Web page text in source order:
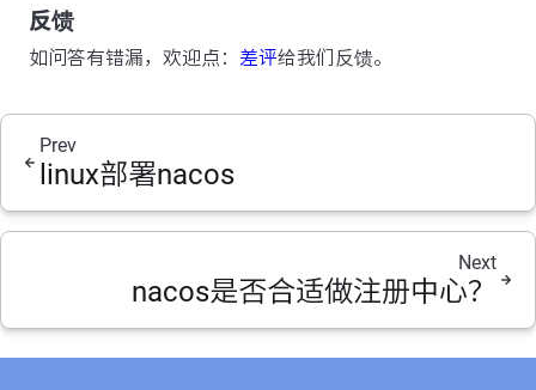
反馈
如问答有错漏，欢迎点： 差评给我们反馈。
Prev
linux部署nacos
Next
nacos是否合适做注册中心？